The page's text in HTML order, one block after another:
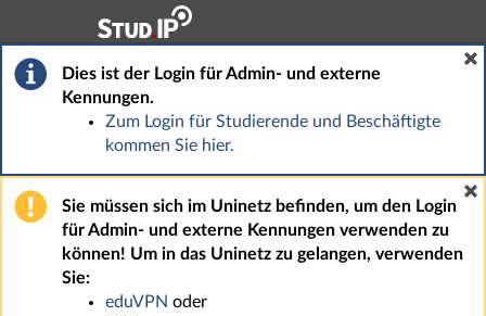
Hauptnavigation
Fußzeile
Dies ist der Login für Admin- und externe
Kennungen.
Zum Login für Studierende und Beschäftigte
kommen Sie hier.
Sie müssen sich im Uninetz befinden, um den Login
für Admin- und externe Kennungen verwenden zu
können! Um in das Uninetz zu gelangen, verwenden
Sie:
eduVPN oder